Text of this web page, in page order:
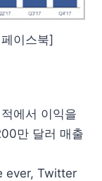
이스북]
에서 이익을
만 달러 매출
ever, Twitter